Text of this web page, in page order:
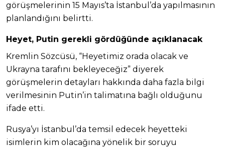
görüşmelerinin 15 Mayıs’ta İstanbul’da yapılmasının
planlandığını belirtti.
Heyet, Putin gerekli gördüğünde açıklanacak
Kremlin Sözcüsü, “Heyetimiz orada olacak ve
Ukrayna tarafını bekleyeceğiz” diyerek
görüşmelerin detayları hakkında daha fazla bilgi
verilmesinin Putin’in talimatına bağlı olduğunu
ifade etti.
Rusya’yı İstanbul’da temsil edecek heyetteki
isimlerin kim olacağına yönelik bir soruyu